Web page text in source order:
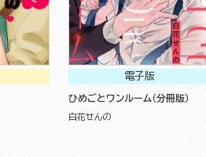
電子版
ひめごとワンルーム（分冊版）
白花せんの